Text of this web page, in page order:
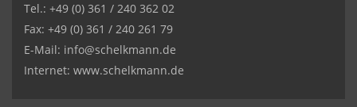
Tel.: +49 (0) 361 / 240 362 02
Fax: +49 (0) 361 / 240 261 79
E-Mail: info@schelkmann.de
Internet: www.schelkmann.de